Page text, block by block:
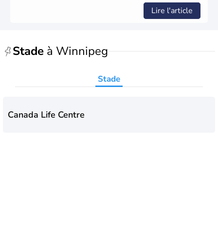
Lire l'article
Stade à Winnipeg
Stade
Canada Life Centre